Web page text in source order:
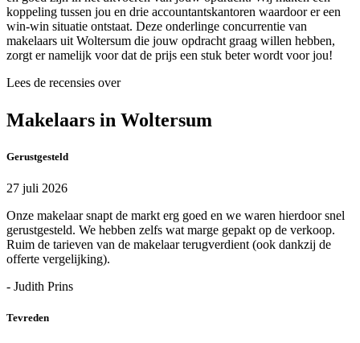
koppeling tussen jou en drie accountantskantoren waardoor er een
win-win situatie ontstaat. Deze onderlinge concurrentie van
makelaars uit Woltersum die jouw opdracht graag willen hebben,
zorgt er namelijk voor dat de prijs een stuk beter wordt voor jou!
Lees de recensies over
Makelaars in Woltersum
Gerustgesteld
27 juli 2026
Onze makelaar snapt de markt erg goed en we waren hierdoor snel
gerustgesteld. We hebben zelfs wat marge gepakt op de verkoop.
Ruim de tarieven van de makelaar terugverdient (ook dankzij de
offerte vergelijking).
- Judith Prins
Tevreden